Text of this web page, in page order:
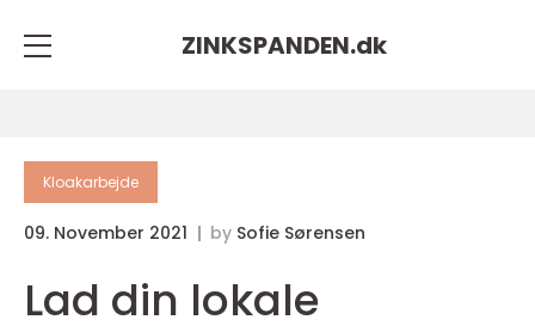
ZINKSPANDEN.dk
Kloakarbejde
09. November 2021 by Sofie Sørensen
Lad din lokale